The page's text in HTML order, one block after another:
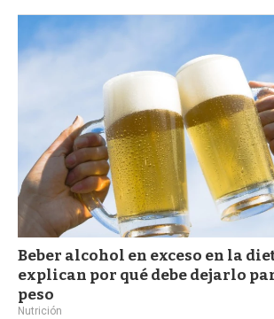
Beber alcohol en exceso en la
explican por qué debe dejarlo
peso
Nutrición